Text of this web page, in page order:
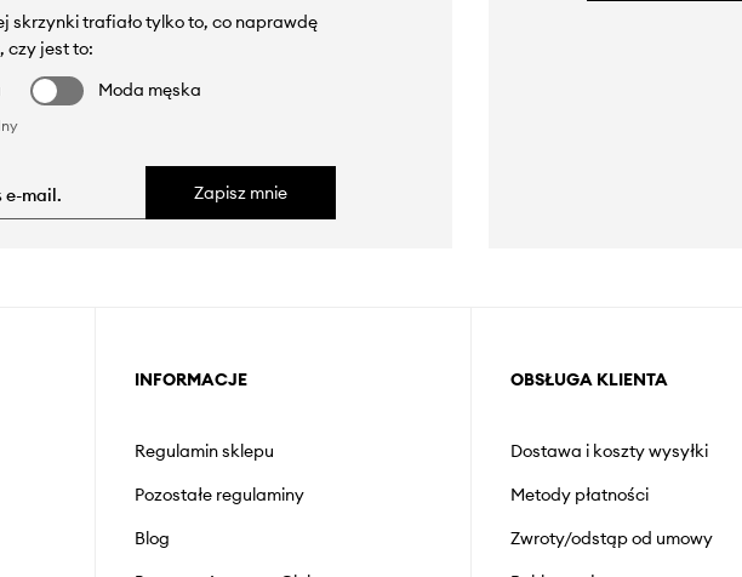
skrzynki trafiało tylko to, co naprawdę
czy jest to:
Moda męska
Zapisz mnie
INFORMACJE
Regulamin sklepu
Pozostałe regulaminy
Blog
OBSŁUGA KLIENTA
Dostawa i koszty wysyłki
Metody płatności
Zwroty/odstąp od umowy